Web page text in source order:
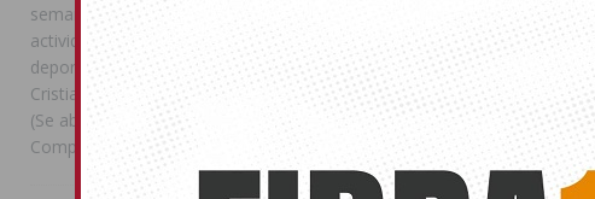
semana actos institucionales, conciertos,
actividades familiares, competiciones
deportivas y las celebraciones de Moros y
Cristianos Compártelo: Comparte en Facebook
(Se abre en una ventana nueva) Facebook
Compartir en